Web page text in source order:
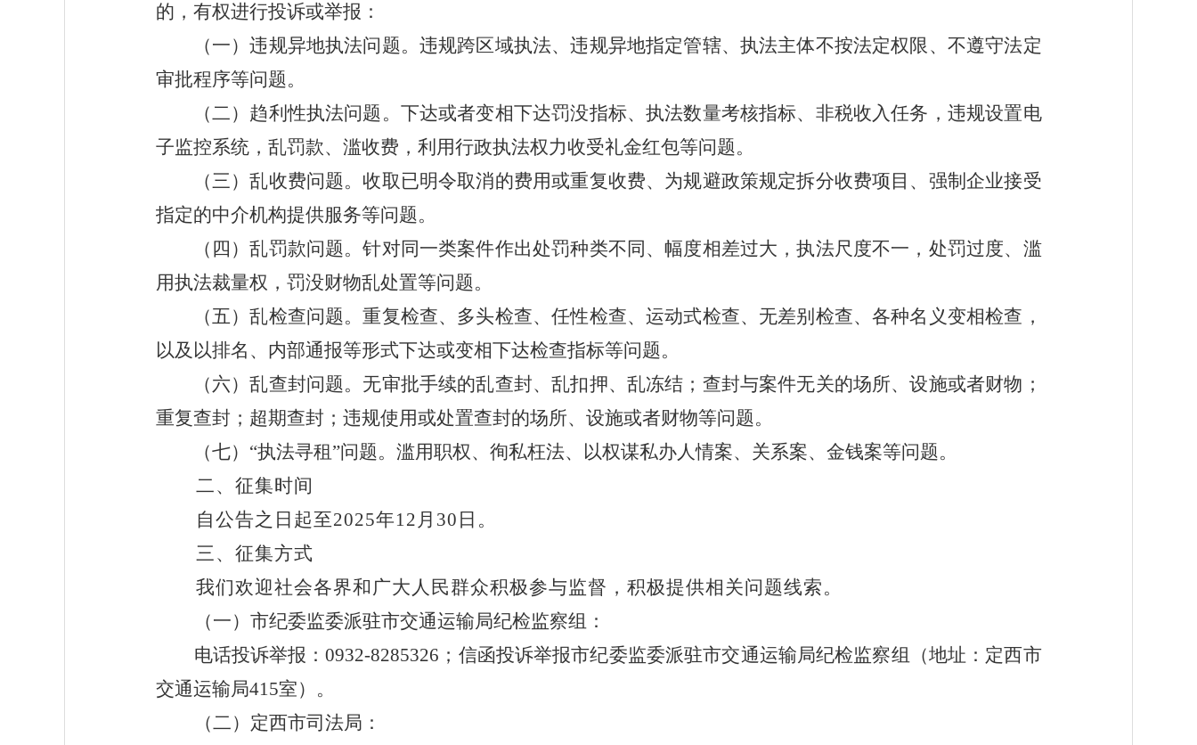
的，有权进行投诉或举报：
（一）违规异地执法问题。 违规跨区域执法、违规异地指定管辖、执法主体不按法定权限、不遵守法定
审批程序等问题。
（二）趋利性执法问题。 下达或者变相下达罚没指标、执法数量考核指标、非税收入任务，违规设置电
子监控系统，乱罚款、滥收费，利用行政执法权力收受礼金红包等问题。
（三）乱收费问题。 收取已明令取消的费用或重复收费、为规避政策规定拆分收费项目、强制企业接受
指定的中介机构提供服务等问题。
（四）乱罚款问题。针对同一类案件作出处罚种类不同、幅度相差过大，执法尺度不一，处罚过度、滥
用执法裁量权，罚没财物乱处置等问题。
（五）乱检查问题。重复检查、多头检查、任性检查、运动式检查、无差别检查、各种名义变相检查，
以及以排名、内部通报等形式下达或变相下达检查指标等问题。
（六）乱查封问题。 无审批手续的乱查封、乱扣押、乱冻结；查封与案件无关的场所、设施或者财物；
重复查封；超期查封；违规使用或处置查封的场所、设施或者财物等问题。
（七） “执法寻租”问题。 滥用职权、徇私枉法、以权谋私办人情案、关系案、金钱案等问题。
二、征集时间
自公告之日起至2025年12 月 30日。
三、征集方式
我们欢迎社会各界和广大人民群众积极参与监督，积极提供相关问题线索。
（一）市纪委监委派驻市交通运输局纪检监察组：
电话投诉举报：0932-8285326；信函投诉举报市纪委监委派驻市交通运输局纪检监察组（地址：定西市
交通运输局415室）。
（二）定西市司法局：